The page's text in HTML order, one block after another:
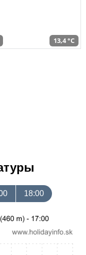
13,4 °C
18:00